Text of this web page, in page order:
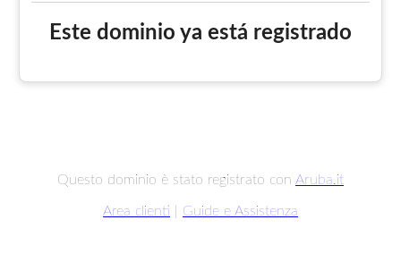
Este dominio ya está registrado
Questo dominio è stato registrato con Aruba.it
Area clienti Guide e Assistenza